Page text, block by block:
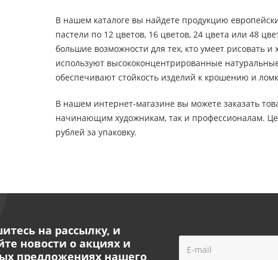
В нашем каталоге вы найдете продукцию
пастели по 12 цветов, 16 цветов, 24 цвета или 48
большие возможности для тех, кто умеет рисовать
используют высококонцентрированные
обеспечивают стойкость изделий к крошению и
В нашем интернет-магазине вы можете заказать
начинающим художникам, так и профессионалам.
рублей за упаковку.
на рассылку, и
новости о акциях и
предложениях нашего